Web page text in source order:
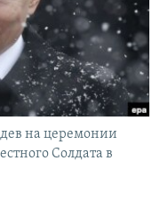
на церемонии
Солдата в